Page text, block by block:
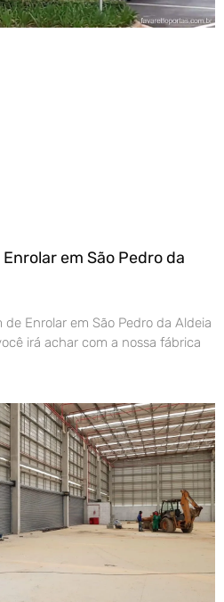
em São Pedro da
Enrolar em São Pedro da Aldeia
irá achar com a nossa fábrica